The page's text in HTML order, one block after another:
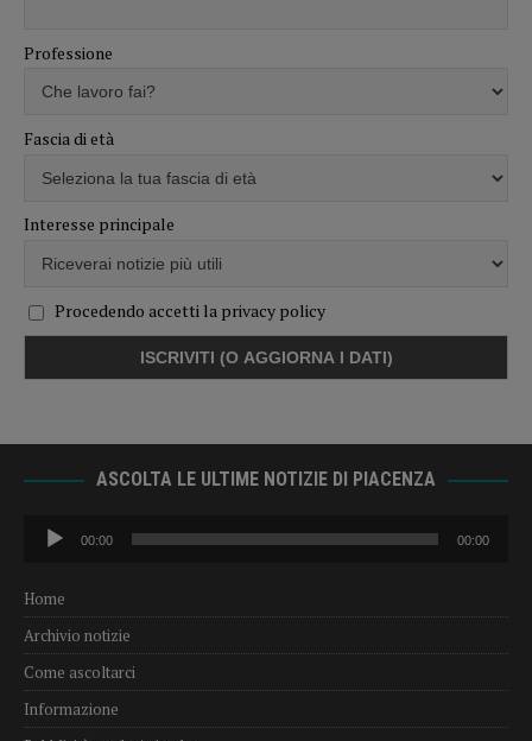
Professione
Fascia di età
Interesse principale
Procedendo accetti la privacy policy
ASCOLTA LE ULTIME NOTIZIE DI PIACENZA
Audio
Player
00:00 00:00
Home
Archivio notizie
Come ascoltarci
Informazione